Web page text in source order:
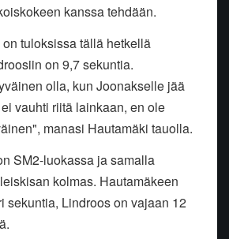
kanssa tehdään.
tuloksissa tällä hetkellä
on 9,7 sekuntia.
olla, kun Joonakselle jää
vauhti riitä lainkaan, en ole
manasi Hautamäki tauolla.
SM2-luokassa ja samalla
kolmas. Hautamäkeen
sekuntia, Lindroos on vajaan 12